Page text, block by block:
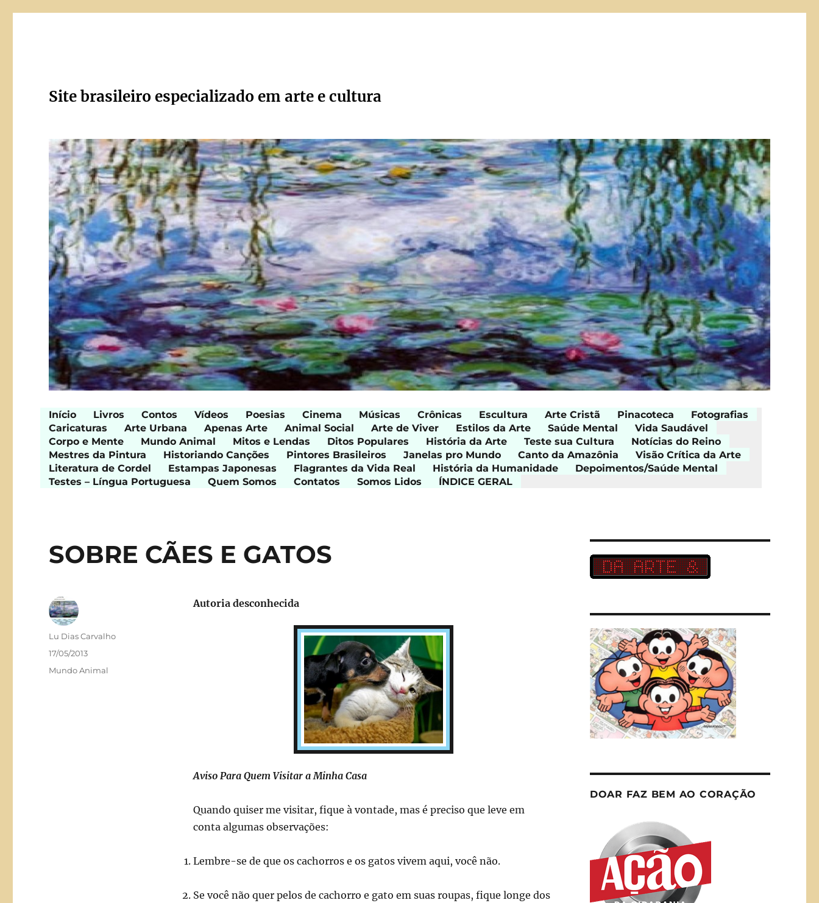
Site brasileiro especializado em arte e cultura
Início Livros Contos Vídeos Poesias Cinema Músicas Crônicas Escultura Arte Cristã Pinacoteca
Fotografias
Caricaturas
Arte Urbana Apenas Arte Animal Social Arte de Viver Estilos da Arte Saúde Mental
Vida Saudável
Corpo e Mente
Mundo Animal Mitos e Lendas Ditos Populares História da Arte Teste sua Cultura
Notícias do Reino
Mestres da Pintura
Historiando Canções Pintores Brasileiros Janelas pro Mundo Canto da Amazônia
Visão Crítica da Arte
Literatura de Cordel
Estampas Japonesas Flagrantes da Vida Real História da Humanidade
Depoimentos/Saúde Mental
Testes – Língua Portuguesa
Quem Somos Contatos Somos Lidos ÍNDICE GERAL
SOBRE CÃES E GATOS
Autoria desconhecida
Aviso Para Quem Visitar a Minha Casa
Quando quiser me visitar, fique à vontade, mas é preciso que leve em
conta algumas observações:
Lembre-se de que os cachorros e os gatos vivem aqui, você não.
Se você não quer pelos de cachorro e gato em suas roupas, fique longe dos
Autor
Lu Dias Carvalho
Publicado
em
17/05/2013
Categorias
Mundo Animal
DOAR FAZ BEM AO CORAÇÃO